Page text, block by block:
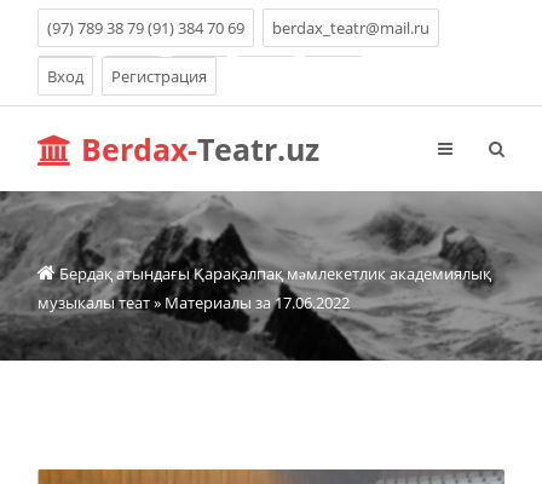
(97) 789 38 79 (91) 384 70 69 berdax_teatr@mail.ru
Вход Регистрация
Berdax-Teatr.uz
Бердақ атындағы Қарақалпақ мəмлекетлик академиялық
музыкалы теат» Материалы за 17.06.2022